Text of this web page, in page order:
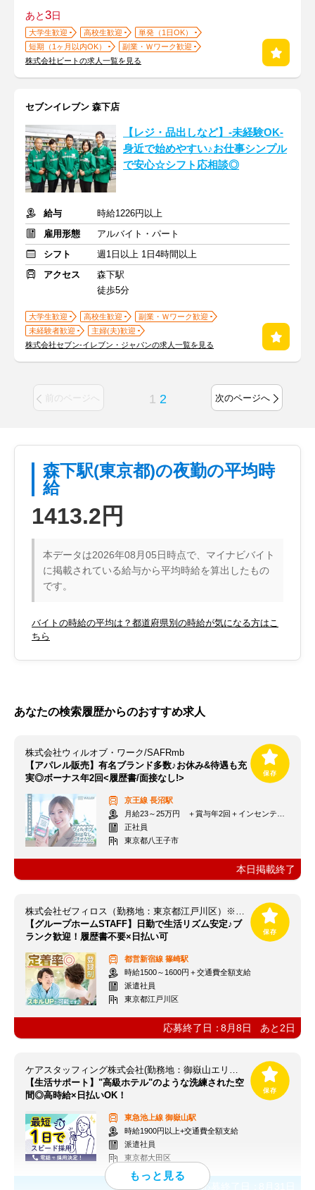
あと3日
大学生歓迎 高校生歓迎
単発（1日OK）
短期（1ヶ月以内OK）
副業・Ｗワーク歓迎
株式会社ビートの求人一覧を見る
セブンイレブン 森下店
【レジ・品出しなど】-未経験OK-
身近で始めやすい♪お仕事シンプル
で安心☆シフト応相談◎
給与
時給1226円以上
雇用形態
アルバイト・パート
シフト
週1日以上 1日4時間以上
アクセス
森下駅
徒歩5分
大学生歓迎 高校生歓迎
副業・Ｗワーク歓迎
未経験者歓迎
主婦(夫)歓迎
株式会社セブン-イレブン・ジャパンの求人一覧を見る
前のページへ 1 2 次のページへ
森下駅(東京都)の夜勤の平均時
給
1413.2円
本データは2026年08月05日時点で、マイナビバイト
に掲載されている給与から平均時給を算出したもの
です。
バイトの時給の平均は？都道府県別の時給が気になる方はこ
ちら
あなたの検索履歴からのおすすめ求人
株式会社ウィルオブ・ワーク/SAFRmb
【アパレル販売】有名ブランド多数♪お休み&待遇も充
実◎ボーナス年2回<履歴書/面接なし!>
京王線 長沼駅
月給23～25万円 ＋賞与年2回＋インセンティブ＋交通費
正社員
東京都八王子市
本日掲載終了
株式会社ゼフィロス（勤務地：東京都江戸川区）※案件ID：東00145
【グループホームSTAFF】日勤で生活リズム安定♪ブ
ランク歓迎！履歴書不要×日払い可
都営新宿線 篠崎駅
時給1500～1600円＋交通費全額支給
派遣社員
東京都江戸川区
応募終了日：8月8日 あと 2日
ケアスタッフィング株式会社(勤務地：御嶽山エリア)【本社】
【生活サポート】"高級ホテル"のような洗練された空
間◎高時給×日払いOK！
東急池上線 御嶽山駅
時給1900円以上+交通費全額支給
派遣社員
東京都大田区
応募終了日：